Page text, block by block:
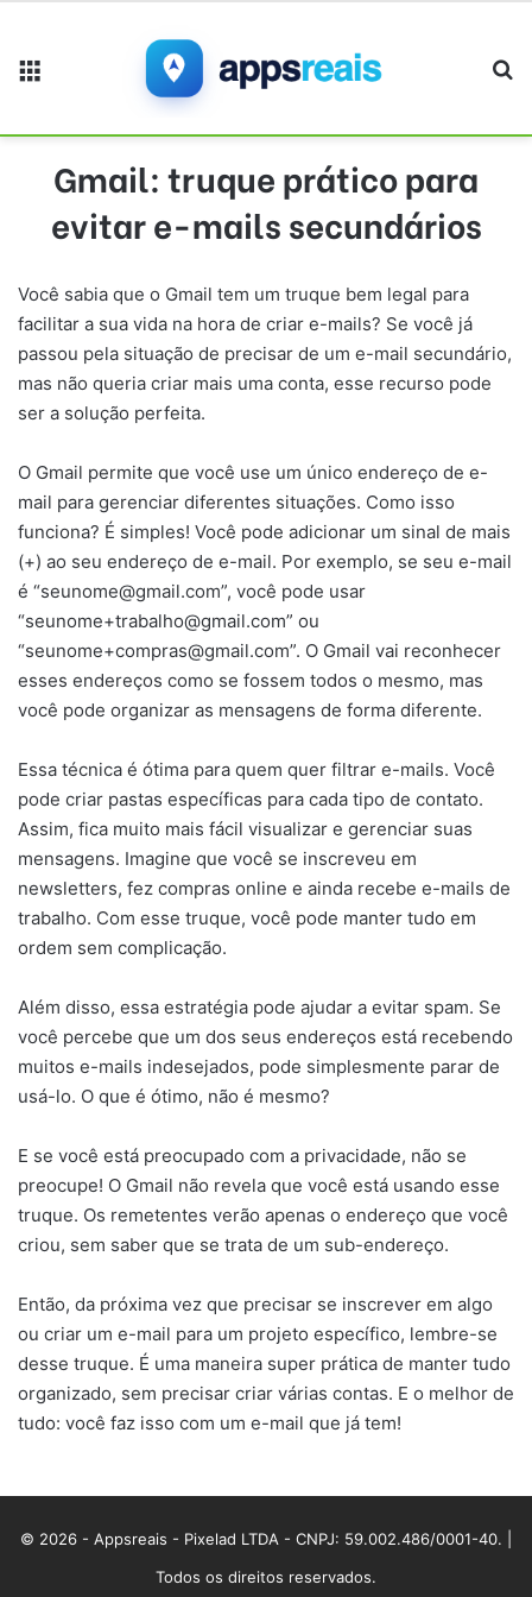
Gmail: truque prático para
evitar e-mails secundários
Você sabia que o Gmail tem um truque bem legal para
facilitar a sua vida na hora de criar e-mails? Se você já
passou pela situação de precisar de um e-mail secundário,
mas não queria criar mais uma conta, esse recurso pode
ser a solução perfeita.
O Gmail permite que você use um único endereço de e-
mail para gerenciar diferentes situações. Como isso
funciona? É simples! Você pode adicionar um sinal de mais
(+) ao seu endereço de e-mail. Por exemplo, se seu e-mail
é “seunome@gmail.com”, você pode usar
“seunome+trabalho@gmail.com” ou
“seunome+compras@gmail.com”. O Gmail vai reconhecer
esses endereços como se fossem todos o mesmo, mas
você pode organizar as mensagens de forma diferente.
Essa técnica é ótima para quem quer filtrar e-mails. Você
pode criar pastas específicas para cada tipo de contato.
Assim, fica muito mais fácil visualizar e gerenciar suas
mensagens. Imagine que você se inscreveu em
newsletters, fez compras online e ainda recebe e-mails de
trabalho. Com esse truque, você pode manter tudo em
ordem sem complicação.
Além disso, essa estratégia pode ajudar a evitar spam. Se
você percebe que um dos seus endereços está recebendo
muitos e-mails indesejados, pode simplesmente parar de
usá-lo. O que é ótimo, não é mesmo?
E se você está preocupado com a privacidade, não se
preocupe! O Gmail não revela que você está usando esse
truque. Os remetentes verão apenas o endereço que você
criou, sem saber que se trata de um sub-endereço.
Então, da próxima vez que precisar se inscrever em algo
ou criar um e-mail para um projeto específico, lembre-se
desse truque. É uma maneira super prática de manter tudo
organizado, sem precisar criar várias contas. E o melhor de
tudo: você faz isso com um e-mail que já tem!
© 2026 - Appsreais - Pixelad LTDA - CNPJ: 59.002.486/0001-40. |
Todos os direitos reservados.